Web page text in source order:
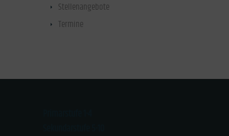
Stellenangebote
Termine